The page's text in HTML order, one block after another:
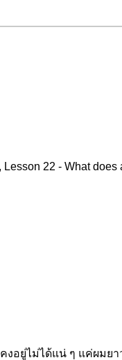
22 - What
งอยู่ไม่ได้แน่ ๆ แค่ผมย